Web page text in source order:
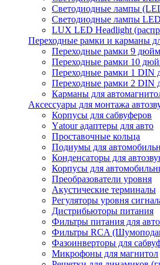
Светодиодные лампы
Светодиодные лампы
LUX LED Headlight
Переходные рамки и карманы
Переходные рамки 9
Переходные рамки 10
Переходные рамки 1 DIN
Переходные рамки 2 DIN
Карманы для
Аксессуары для монтажа
Корпусы для сабвуферов
Yаtour адаптеры для авто
Проставочные кольца
Подиумы для
Конденсаторы для
Корпусы для
Преобразователи уровня
Акустические терминалы
Регуляторы уровня
Дистрибьюторы питания
Фильтры питания для
Фильтры RCA
Фазоинверторы для
Микрофоны для магнитол